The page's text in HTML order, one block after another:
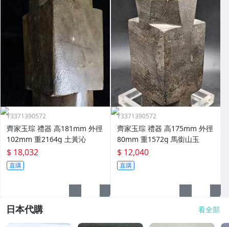
Y3371390572
齊家玉琮 禮器 高181mm 外徑
102mm 重2164g 土黃沁
$ 18,032
直購
Y3371390572
齊家玉琮 禮器 高175mm 外徑
80mm 重1572g 馬銜山玉
$ 12,040
直購
日本代購 看全部